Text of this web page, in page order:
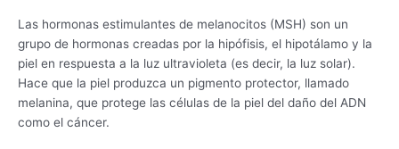
Las hormonas estimulantes de melanocitos (MSH) son un
grupo de hormonas creadas por la hipófisis, el hipotálamo y la
piel en respuesta a la luz ultravioleta (es decir, la luz solar).
Hace que la piel produzca un pigmento protector, llamado
melanina, que protege las células de la piel del daño del ADN
como el cáncer.